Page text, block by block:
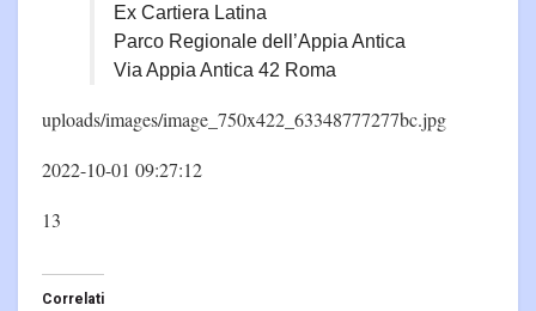
Ex Cartiera Latina
Parco Regionale dell’Appia Antica
Via Appia Antica 42 Roma
uploads/images/image_750x422_63348777277bc.jpg
2022-10-01 09:27:12
13
Correlati